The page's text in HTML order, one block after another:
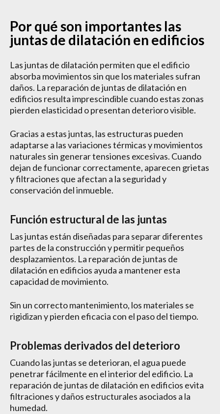
Por qué son importantes las
juntas de dilatación en edificios
Las juntas de dilatación permiten que el edificio
absorba movimientos sin que los materiales sufran
daños. La reparación de juntas de dilatación en
edificios resulta imprescindible cuando estas zonas
pierden elasticidad o presentan deterioro visible.
Gracias a estas juntas, las estructuras pueden
adaptarse a las variaciones térmicas y movimientos
naturales sin generar tensiones excesivas. Cuando
dejan de funcionar correctamente, aparecen grietas
y filtraciones que afectan a la seguridad y
conservación del inmueble.
Función estructural de las juntas
Las juntas están diseñadas para separar diferentes
partes de la construcción y permitir pequeños
desplazamientos. La reparación de juntas de
dilatación en edificios ayuda a mantener esta
capacidad de movimiento.
Sin un correcto mantenimiento, los materiales se
rigidizan y pierden eficacia con el paso del tiempo.
Problemas derivados del deterioro
Cuando las juntas se deterioran, el agua puede
penetrar fácilmente en el interior del edificio. La
reparación de juntas de dilatación en edificios evita
filtraciones y daños estructurales asociados a la
humedad.